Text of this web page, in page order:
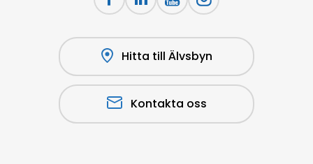
Hitta till Älvsbyn
Kontakta oss